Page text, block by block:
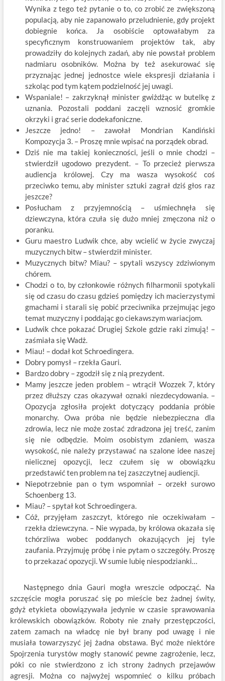
Wynika z tego też pytanie o to, co zrobić ze zwiększoną
populacją, aby nie zapanowało przeludnienie, gdy projekt
dobiegnie końca. Ja osobiście optowałabym za
specyficznym konstruowaniem projektów tak, aby
prowadziły do kolejnych zadań, aby nie powstał problem
nadmiaru osobników. Można by też asekurować się
przyznając jednej jednostce wiele ekspresji działania i
szkoląc pod tym kątem podzielność jej uwagi.
Wspaniale! – zakrzyknął minister gwiżdżąc w butelkę z
uznania. Pozostali poddani zaczęli wznosić gromkie
okrzyki i grać serie dodekafoniczne.
Jeszcze jedno! – zawołał Mondrian Kandiński
Kompozycja 3. – Proszę mnie wpisać na porządek obrad.
Dziś nie ma takiej konieczności, jeśli o mnie chodzi –
stwierdził ugodowo prezydent. – To przecież pierwsza
audiencja królowej. Czy ma wasza wysokość coś
przeciwko temu, aby minister sztuki zagrał dziś głos raz
jeszcze?
Posłucham z przyjemnością – uśmiechnęła się
dziewczyna, która czuła się dużo mniej zmęczona niż o
poranku.
Guru maestro Ludwik chce, aby wcielić w życie zwyczaj
muzycznych bitw – stwierdził minister.
Muzycznych bitw? Miau? – spytali wszyscy zdziwionym
chórem.
Chodzi o to, by członkowie różnych filharmonii spotykali
się od czasu do czasu gdzieś pomiędzy ich macierzystymi
gmachami i starali się pobić przeciwnika przejmując jego
temat muzyczny i poddając go ciekawszym wariacjom.
Ludwik chce pokazać Drugiej Szkole gdzie raki zimują! –
zaśmiała się Wadż.
Miau! – dodał kot Schroedingera.
Dobry pomysł – rzekła Gauri.
Bardzo dobry – zgodził się z nią prezydent.
Mamy jeszcze jeden problem – wtrącił Wozzek 7, który
przez dłuższy czas okazywał oznaki niezdecydowania. –
Opozycja zgłosiła projekt dotyczący poddania próbie
monarchy. Owa próba nie będzie niebezpieczna dla
zdrowia, lecz nie może zostać zdradzona jej treść, zanim
się nie odbędzie. Moim osobistym zdaniem, wasza
wysokość, nie należy przystawać na szalone idee naszej
nielicznej opozycji, lecz czułem się w obowiązku
przedstawić ten problem na tej zaszczytnej audiencji.
Niepotrzebnie pan o tym wspomniał – orzekł surowo
Schoenberg 13.
Miau? – spytał kot Schroedingera.
Cóż, przyjęłam zaszczyt, którego nie oczekiwałam –
rzekła dziewczyna. – Nie wypada, by królowa okazała się
tchórzliwa wobec poddanych okazujących jej tyle
zaufania. Przyjmuję próbę i nie pytam o szczegóły. Proszę
to przekazać opozycji. W sumie lubię niespodzianki…
Następnego dnia Gauri mogła wreszcie odpocząć. Na
szczęście mogła poruszać się po mieście bez żadnej świty,
gdyż etykieta obowiązywała jedynie w czasie sprawowania
królewskich obowiązków. Roboty nie znały przestępczości,
zatem zamach na władcę nie był brany pod uwagę i nie
musiała towarzyszyć jej żadna obstawa. Być może niektóre
Spojrzenia turystów mogły stanowić pewne zagrożenie, lecz,
póki co nie stwierdzono z ich strony żadnych przejawów
agresji. Można co najwyżej wspomnieć o kilku próbach